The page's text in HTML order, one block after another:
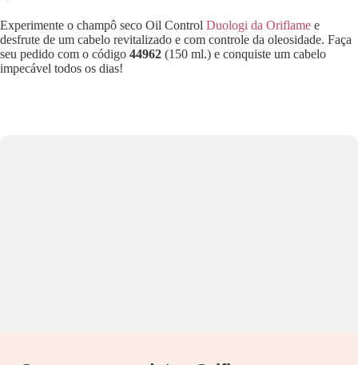
Experimente o champô seco Oil Control Duologi da Oriflame e
desfrute de um cabelo revitalizado e com controle da oleosidade. Faça
seu pedido com o código 44962 (150 ml.) e conquiste um cabelo
impecável todos os dias!